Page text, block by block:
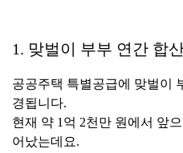
1. 맞벌이 부부 연간 합
공공주택 특별공급에 맞벌이
경됩니다.
현재 약 1억 2천만 원에서 앞
어났는데요.